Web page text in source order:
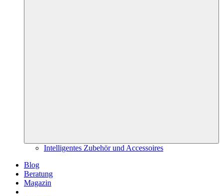
Intelligentes Zubehör und Accessoires
Blog
Beratung
Magazin